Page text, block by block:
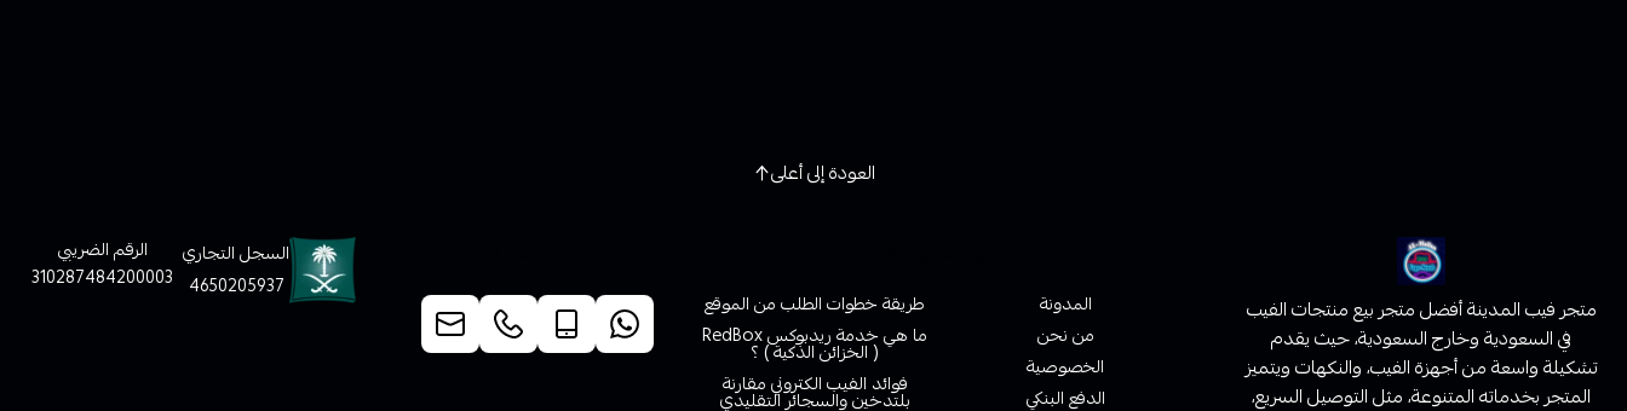
العودة إلى أعلى
متجر فيب المدينة أفضل متجر بيع منتجات الفيب
في السعودية وخارج السعودية، حيث يقدم
تشكيلة واسعة من أجهزة الفيب، والنكهات ويتميز
المتجر بخدماته المتنوعة، مثل التوصيل السريع،
المدونة
من نحن
الخصوصية
الدفع البنكي
طريقة خطوات الطلب من الموقع
ما هي خدمة ريدبوكس RedBox
( الخزائن الذكية ) ؟
فوائد الفيب الكتروني مقارنة
بلتدخين والسجائر التقليدي
السجل التجاري
4650205937
الرقم الضريبي
310287484200003